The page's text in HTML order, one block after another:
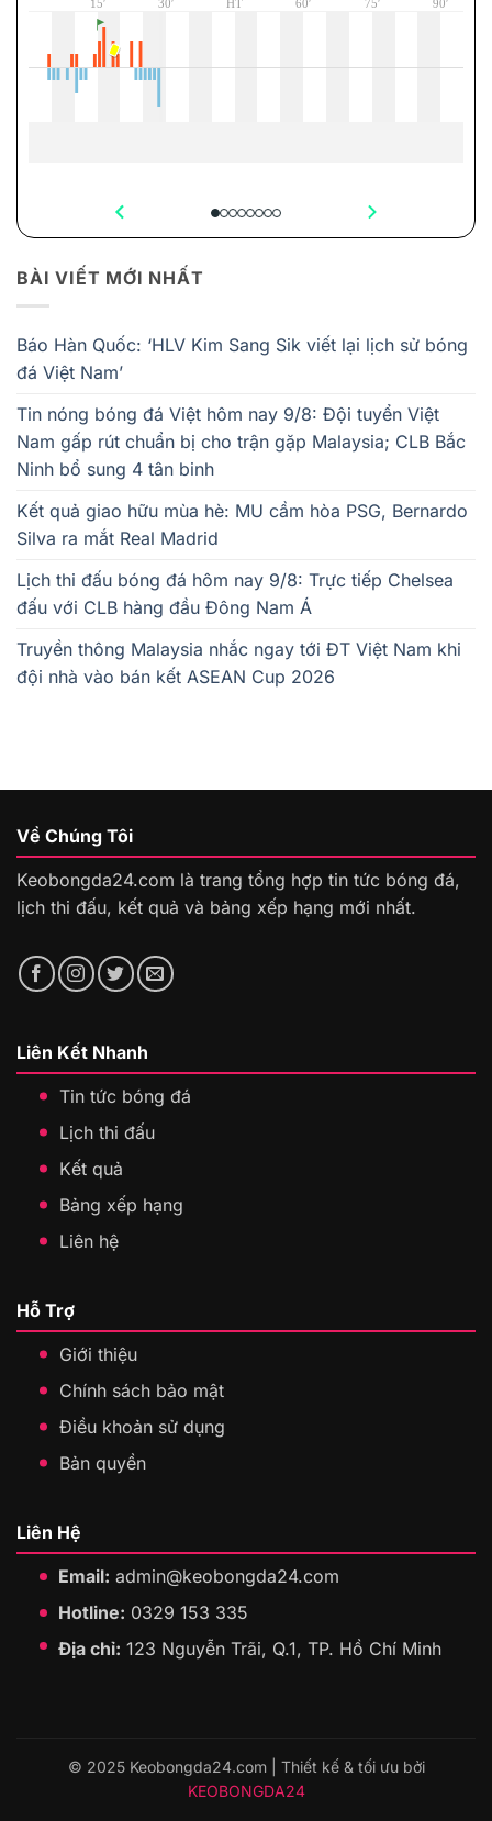
BÀI VIẾT MỚI NHẤT
Báo Hàn Quốc: ‘HLV Kim Sang Sik viết lại lịch sử bóng
đá Việt Nam’
Tin nóng bóng đá Việt hôm nay 9/8: Đội tuyển Việt
Nam gấp rút chuẩn bị cho trận gặp Malaysia; CLB Bắc
Ninh bổ sung 4 tân binh
Kết quả giao hữu mùa hè: MU cầm hòa PSG, Bernardo
Silva ra mắt Real Madrid
Lịch thi đấu bóng đá hôm nay 9/8: Trực tiếp Chelsea
đấu với CLB hàng đầu Đông Nam Á
Truyền thông Malaysia nhắc ngay tới ĐT Việt Nam khi
đội nhà vào bán kết ASEAN Cup 2026
Về Chúng Tôi
Keobongda24.com là trang tổng hợp tin tức bóng đá,
lịch thi đấu, kết quả và bảng xếp hạng mới nhất.
Liên Kết Nhanh
Tin tức bóng đá
Lịch thi đấu
Kết quả
Bảng xếp hạng
Liên hệ
Hỗ Trợ
Giới thiệu
Chính sách bảo mật
Điều khoản sử dụng
Bản quyền
Liên Hệ
Email: admin@keobongda24.com
Hotline: 0329 153 335
Địa chỉ: 123 Nguyễn Trãi, Q.1, TP. Hồ Chí Minh
© 2025 Keobongda24.com | Thiết kế & tối ưu bởi
KEOBONGDA24